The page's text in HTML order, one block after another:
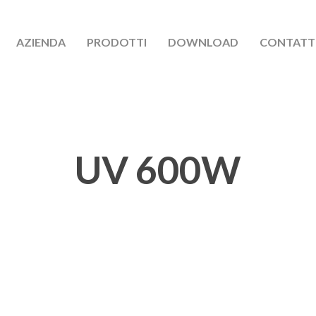
AZIENDA PRODOTTI DOWNLOAD
UV 600W